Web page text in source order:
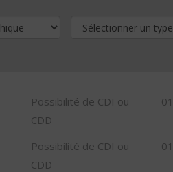
Possibilité de CDI ou
CDD
Possibilité de CDI ou
CDD